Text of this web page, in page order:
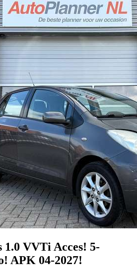
1.0 VVTi Acces! 5-
APK 04-2027!